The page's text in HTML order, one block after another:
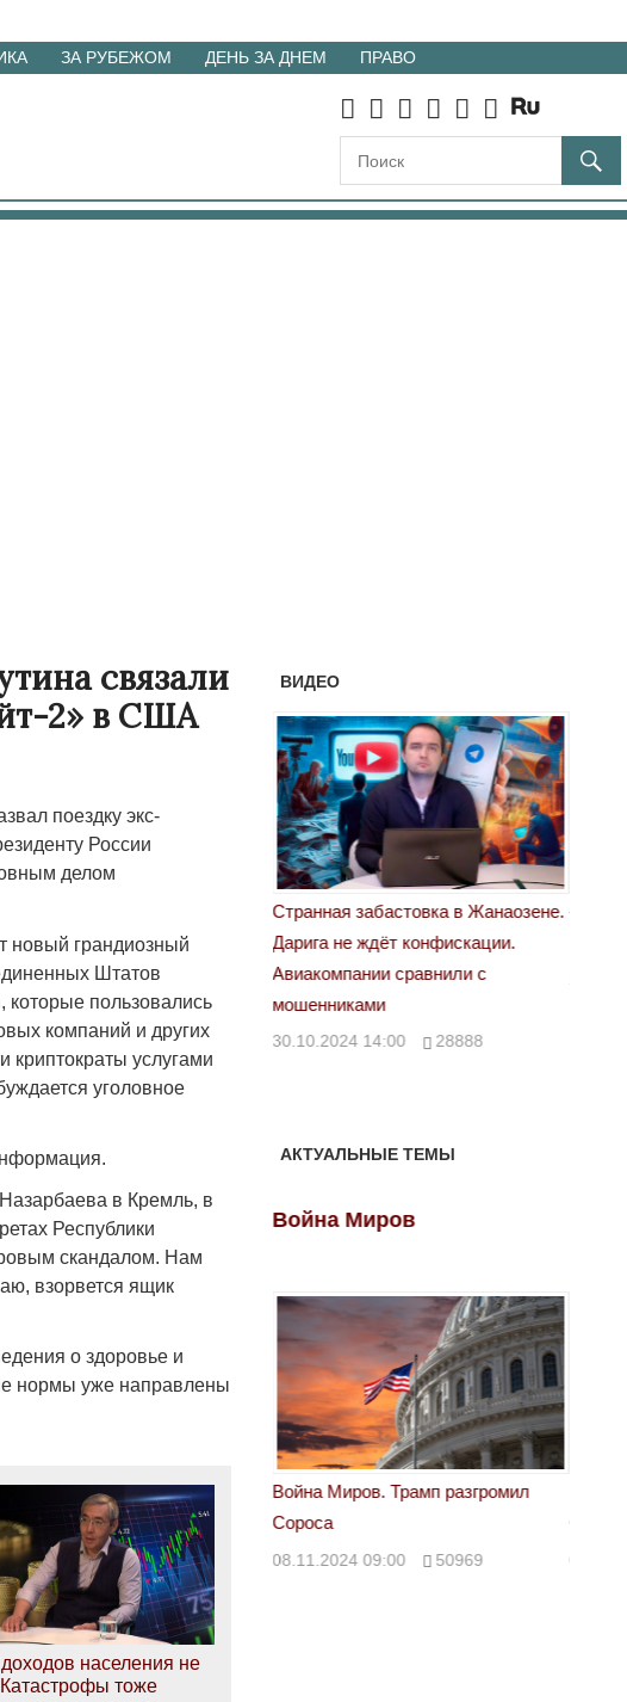
ЗА РУБЕЖОМ ДЕНЬ ЗА ДНЕМ ПРАВО
связали
2» в США
поездку экс-
России
делом
новый грандиозный
Штатов
которые пользовались
компаний и других
криптократы услугами
уголовное
в Кремль, в
Республики
скандалом. Нам
взорвется ящик
о здоровье и
нормы уже направлены
населения не
Катастрофы тоже
ВИДЕО
29972
Странная забастовка в Жанаозене.
Дарига не ждёт конфискации.
Авиакомпании сравнили с
мошенниками
30.10.2024 14:00 28888
«Новый Казахстан не
правды»
29.10.2024 09:00
АКТУАЛЬНЫЕ ТЕМЫ
Миров
Миров. Трамп разгромил
09:00 50969
Война Миров
Война Миров. Трамп разгромил
Сороса
08.11.2024 09:00 50969